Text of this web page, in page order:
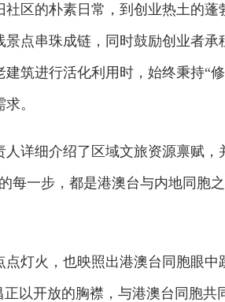
区的朴素日常，到创业热土的
点串珠成链，同时鼓励创业者
筑进行活化利用时，始终秉持“
。
细介绍了区域文旅资源禀赋，
每一步，都是港澳台与内地同胞
火，也映照出港澳台同胞眼中
开放的胸襟，与港澳台同胞共